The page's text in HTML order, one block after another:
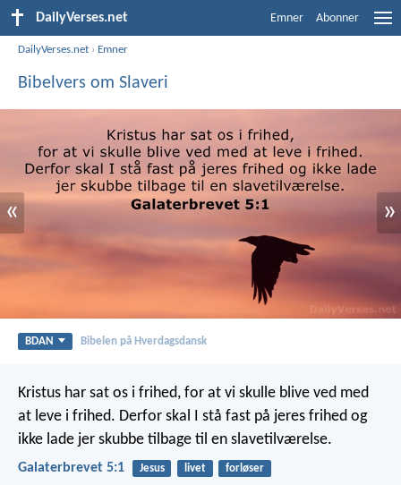
DailyVerses.net Emner Abonner
DailyVerses.net › Emner
Bibelvers om Slaveri
« »
BDAN Bibelen på Hverdagsdansk
Kristus har sat os i frihed, for at vi skulle blive ved med
at leve i frihed. Derfor skal I stå fast på jeres frihed og
ikke lade jer skubbe tilbage til en slavetilværelse.
Galaterbrevet 5:1 Jesus livet forløser